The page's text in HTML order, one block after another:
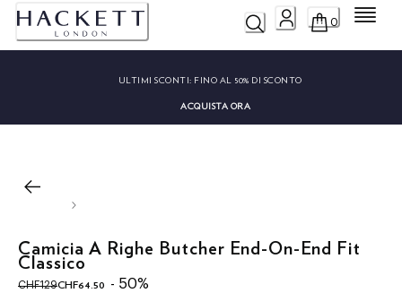
0 Menu
ULTIMI SCONTI: FINO AL 50% DI SCONTO
ACQUISTA ORA
Camicia A Righe Butcher End-On-End Fit
Classico
CHF129
original price CHF129
CHF64.50
current price CHF64.50
- 50%